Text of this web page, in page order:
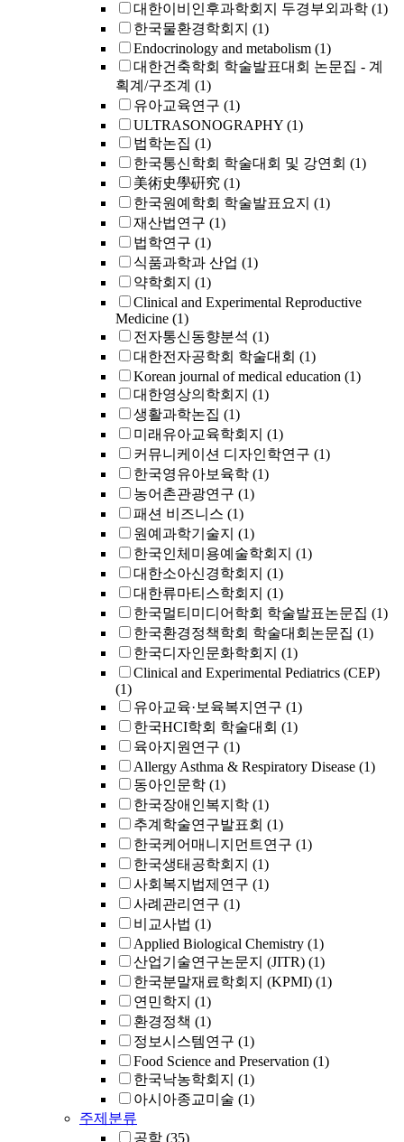
대한이비인후과학회지 두경부외과학 (1)
한국물환경학회지 (1)
Endocrinology and metabolism (1)
대한건축학회 학술발표대회 논문집 - 계
획계/구조계 (1)
유아교육연구 (1)
ULTRASONOGRAPHY (1)
법학논집 (1)
한국통신학회 학술대회 및 강연회 (1)
美術史學硏究 (1)
한국원예학회 학술발표요지 (1)
재산법연구 (1)
법학연구 (1)
식품과학과 산업 (1)
약학회지 (1)
Clinical and Experimental Reproductive
Medicine (1)
전자통신동향분석 (1)
대한전자공학회 학술대회 (1)
Korean journal of medical education (1)
대한영상의학회지 (1)
생활과학논집 (1)
미래유아교육학회지 (1)
커뮤니케이션 디자인학연구 (1)
한국영유아보육학 (1)
농어촌관광연구 (1)
패션 비즈니스 (1)
원예과학기술지 (1)
한국인체미용예술학회지 (1)
대한소아신경학회지 (1)
대한류마티스학회지 (1)
한국멀티미디어학회 학술발표논문집 (1)
한국환경정책학회 학술대회논문집 (1)
한국디자인문화학회지 (1)
Clinical and Experimental Pediatrics (CEP)
(1)
유아교육·보육복지연구 (1)
한국HCI학회 학술대회 (1)
육아지원연구 (1)
Allergy Asthma & Respiratory Disease (1)
동아인문학 (1)
한국장애인복지학 (1)
추계학술연구발표회 (1)
한국케어매니지먼트연구 (1)
한국생태공학회지 (1)
사회복지법제연구 (1)
사례관리연구 (1)
비교사법 (1)
Applied Biological Chemistry (1)
산업기술연구논문지 (JITR) (1)
한국분말재료학회지 (KPMI) (1)
연민학지 (1)
환경정책 (1)
정보시스템연구 (1)
Food Science and Preservation (1)
한국낙농학회지 (1)
아시아종교미술 (1)
주제분류
공학 (35)